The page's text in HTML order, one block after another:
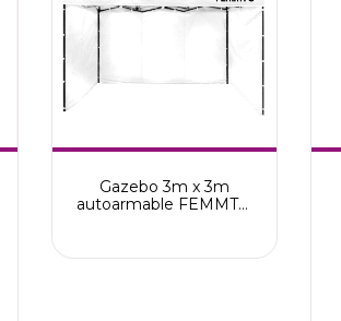
Gazebo 3m x 3m
autoarmable FEMMTO